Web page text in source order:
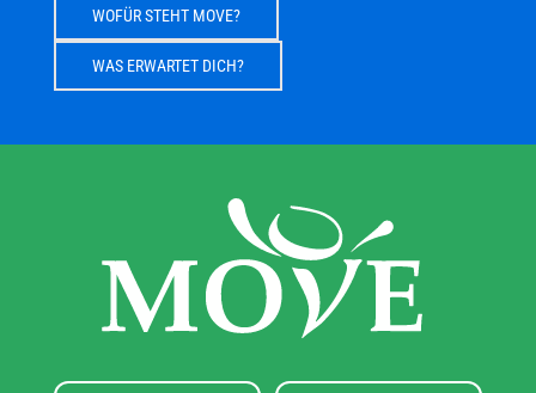
WOFÜR STEHT MOVE?
WAS ERWARTET DICH?